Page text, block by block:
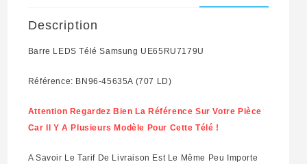
Description
Barre LEDS Télé Samsung UE65RU7179U
Référence: BN96-45635A (707 LD)
Attention Regardez Bien La Référence Sur Votre Pièce
Car Il Y A Plusieurs Modèle Pour Cette Télé !
A Savoir Le Tarif De Livraison Est Le Même Peu Importe